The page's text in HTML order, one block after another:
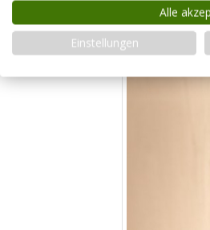
Alle
Einstellungen